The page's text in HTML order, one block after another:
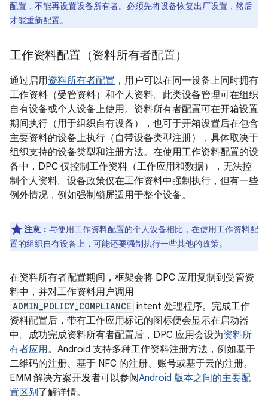
配置，不能再设置设备所有者。必须先将设备恢复出厂设置，然后
才能重新配置。
工作资料配置（资料所有者配置）
通过启用资料所有者配置 ，用户可以在同一设备上同时拥有
工作资料（受管资料）和个人资料。此类设备管理可在组织
自有设备或个人设备上使用。资料所有者配置可在开箱设置
期间执行（用于组织自有设备），也可于开箱设置后在包含
主要资料的设备上执行（自带设备类型注册），具体取决于
组织支持的设备类型和注册方法。在使用工作资料配置的设
备中，DPC 仅控制工作资料（工作应用和数据），无法控
制个人资料。设备政策仅在工作资料中强制执行，但有一些
例外情况，例如强制锁屏适用于整个设备。
注意： 与使用工作资料配置的个人设备相比，在使用工作资料配
置的组织自有设备上，可能还要强制执行一些其他的政策。
在资料所有者配置期间，框架会将 DPC 应用复制到受管资
料中，并对工作资料用户调用
ADMIN_POLICY_COMPLIANCE intent 处理程序。完成工作
资料配置后，带有工作应用标记的图标便会显示在启动器
中。成功完成资料所有者配置后，DPC 应用会设为资料所
有者应用。Android 支持多种工作资料注册方法，例如基于
二维码的注册、基于 NFC 的注册、账号或基于云的注册。
EMM 解决方案开发者可以参阅Android 版本之间的主要配
置区别了解详情。